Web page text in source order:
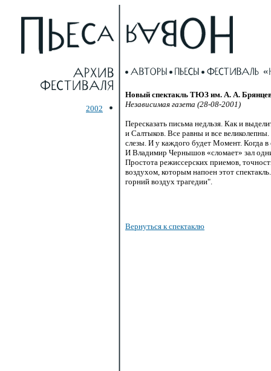
2002
Новый спектакль ТЮЗ им. А. А.
Независимая газета (28-08-2001)
Пересказать письма недльзя. Как и
и Салтыков. Все равны и все
слезы. И у каждого будет Момент. Когда
И Владимир Чернышов «сломает» зал
Простота режиссерских приемов,
воздухом, которым напоен этот
горний воздух трагедии".
Вернуться к спектаклю